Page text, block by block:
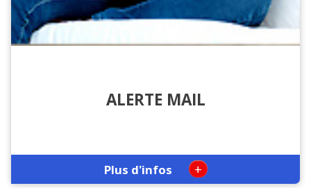
ALERTE MAIL
Plus d'infos +